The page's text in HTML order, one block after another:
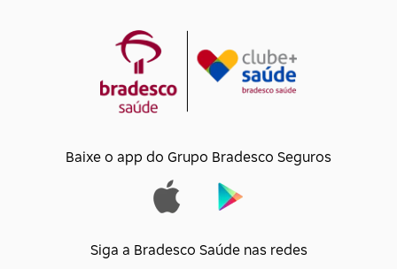
Baixe o app do Grupo Bradesco Seguros
Siga a Bradesco Saúde nas redes